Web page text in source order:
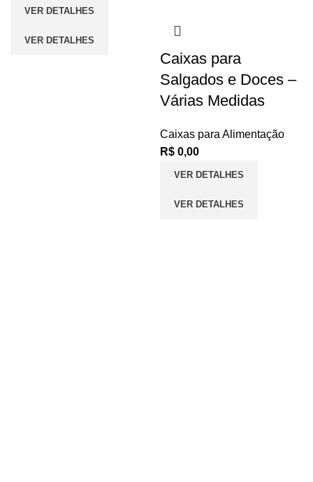
VER DETALHES
VER DETALHES
Caixas para
Salgados e Doces –
Várias Medidas
Caixas para Alimentação
R$ 0,00
VER DETALHES
VER DETALHES